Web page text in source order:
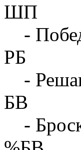
ШП
-
РБ
-
БВ
-